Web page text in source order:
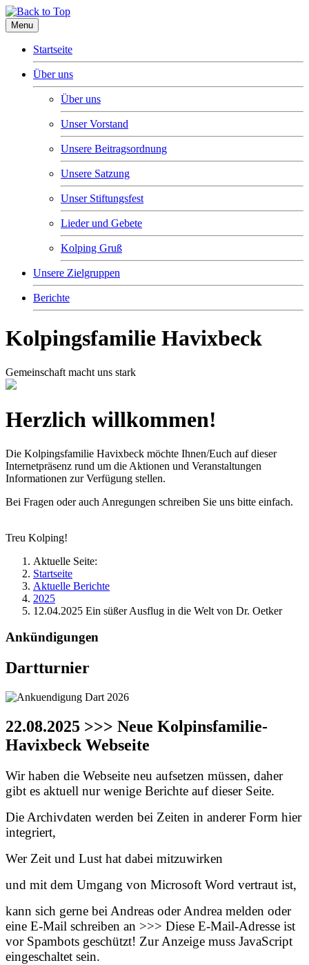
Menu
Startseite
Über uns
Über uns
Unser Vorstand
Unsere Beitragsordnung
Unsere Satzung
Unser Stiftungsfest
Lieder und Gebete
Kolping Gruß
Unsere Zielgruppen
Berichte
Kolpingsfamilie Havixbeck
Gemeinschaft macht uns stark
Herzlich willkommen!
Die Kolpingsfamilie Havixbeck möchte Ihnen/Euch auf dieser
Internetpräsenz rund um die Aktionen und Veranstaltungen
Informationen zur Verfügung stellen.
Bei Fragen oder auch Anregungen schreiben Sie uns bitte einfach.
Treu Kolping!
Aktuelle Seite:
Startseite
Aktuelle Berichte
2025
12.04.2025 Ein süßer Ausflug in die Welt von Dr. Oetker
Ankündigungen
Dartturnier
22.08.2025 >>> Neue Kolpinsfamilie-
Havixbeck Webseite
Wir haben die Webseite neu aufsetzen müssen, daher
gibt es aktuell nur wenige Berichte auf dieser Seite.
Die Archivdaten werden bei Zeiten in anderer Form hier
integriert,
Wer Zeit und Lust hat dabei mitzuwirken
und mit dem Umgang von Microsoft Word vertraut ist,
kann sich gerne bei Andreas oder Andrea melden oder
eine E-Mail schreiben an >>> Diese E-Mail-Adresse ist
vor Spambots geschützt! Zur Anzeige muss JavaScript
eingeschaltet sein.